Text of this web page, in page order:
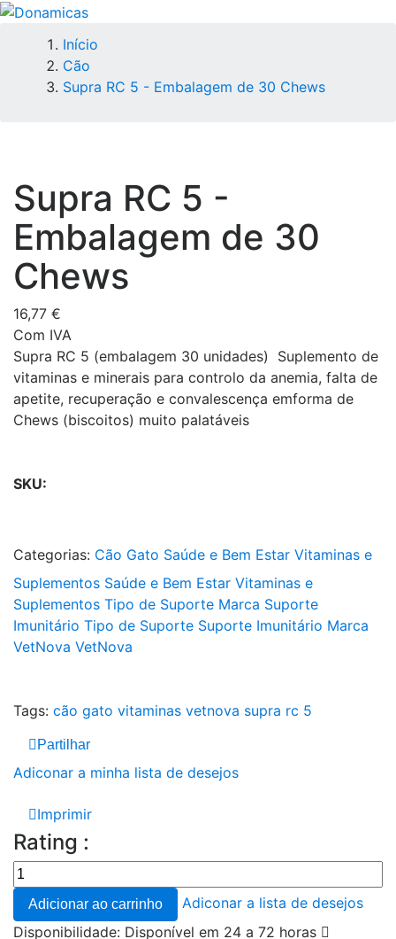
Início
Cão
Supra RC 5 - Embalagem de 30 Chews
Supra RC 5 -
Embalagem de 30
Chews
16,77 €
Com IVA
Supra RC 5 (embalagem 30 unidades) Suplemento de
vitaminas e minerais para controlo da anemia, falta de
apetite, recuperação e convalescença emforma de
Chews (biscoitos) muito palatáveis
SKU:
Categorias: Cão Gato Saúde e Bem Estar Vitaminas e
Suplementos Saúde e Bem Estar Vitaminas e
Suplementos Tipo de Suporte Marca Suporte
Imunitário Tipo de Suporte Suporte Imunitário Marca
VetNova VetNova
Tags: cão gato vitaminas vetnova supra rc 5
Partilhar
Adiconar a minha lista de desejos
Imprimir
Rating :
Adicionar ao carrinho
Adiconar a lista de desejos
Disponibilidade: Disponível em 24 a 72 horas